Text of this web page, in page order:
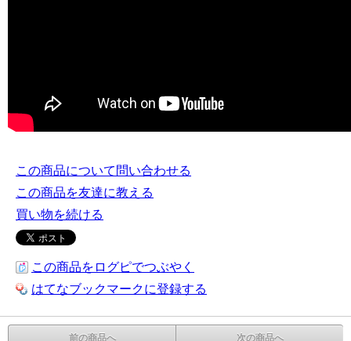
この商品について問い合わせる
この商品を友達に教える
買い物を続ける
この商品をログピでつぶやく
はてなブックマークに登録する
前の商品へ 次の商品へ